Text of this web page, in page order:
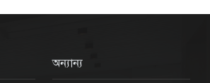
অন্যান্য